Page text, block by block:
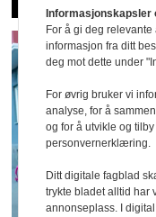
Informasjonskapsler
For å gi deg
informasjon fra ditt
deg mot dette under
For øvrig bruker vi
analyse, for å
og for å utvikle og
personvernerklæring.
Ditt digitale fagblad
trykte bladet alltid har
annonseplass. I